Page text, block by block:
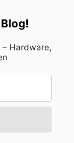
Hardware,